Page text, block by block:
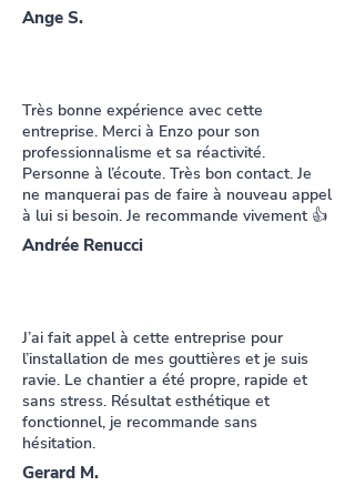
Ange S.
Très bonne expérience avec cette
entreprise. Merci à Enzo pour son
professionnalisme et sa réactivité.
Personne à l’écoute. Très bon contact. Je
ne manquerai pas de faire à nouveau appel
à lui si besoin. Je recommande vivement 👍
Andrée Renucci
J’ai fait appel à cette entreprise pour
l’installation de mes gouttières et je suis
ravie. Le chantier a été propre, rapide et
sans stress. Résultat esthétique et
fonctionnel, je recommande sans
hésitation.
Gerard M.